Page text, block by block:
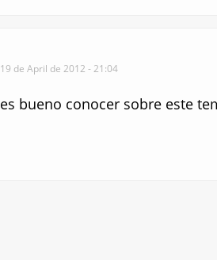
19 de April de 2012 - 21:04
es bueno conocer sobre este